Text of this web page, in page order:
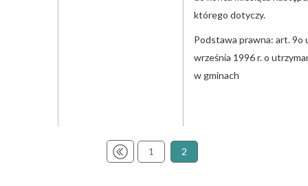
którego dotyczy.
Podstawa prawna: art. 9o
września 1996 r. o
w gminach
1 2